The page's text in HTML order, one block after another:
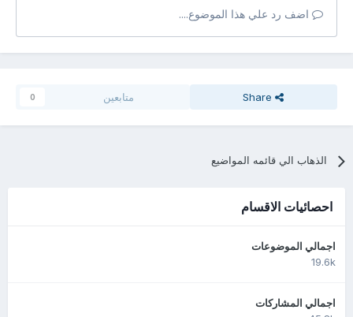
اضف رد علي هذا الموضوع....
Share متابعين 0
الذهاب الي قائمه المواضيع
احصائيات الاقسام
اجمالي الموضوعات
19.6k
اجمالي المشاركات